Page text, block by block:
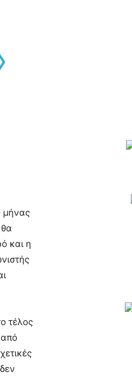
μήνας
και η
τέλος